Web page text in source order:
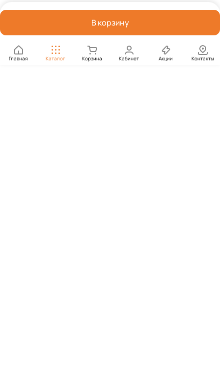
В корзину
Главная Каталог Корзина Кабинет Акции Контакты